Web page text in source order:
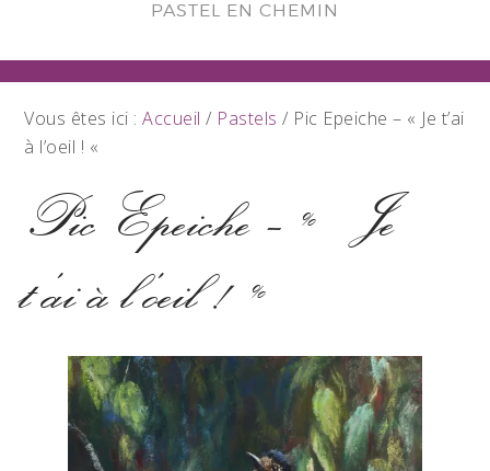
PASTEL EN CHEMIN
Vous êtes ici :Accueil / Pastels / Pic Epeiche – « Je t’ai
à l’oeil ! «
Pic Epeiche – « Je
t’ai à l’oeil ! «